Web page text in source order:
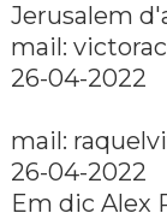
Jerusalem
mail:
26-04-2022
mail:
26-04-2022
Em dic Alex